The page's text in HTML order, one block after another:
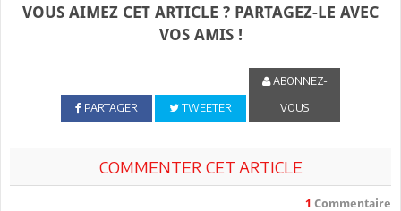
VOUS AIMEZ CET ARTICLE ? PARTAGEZ-LE AVEC
VOS AMIS !
PARTAGER TWEETER
ABONNEZ-
VOUS
COMMENTER CET ARTICLE
1 Commentaire